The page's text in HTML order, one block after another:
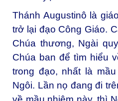
Thánh Augustinô là
trở lại đạo Công Giáo.
Chúa thương, Ngài
Chúa ban để tìm hiểu
trong đạo, nhất là
Ngôi. Lần nọ đang đi